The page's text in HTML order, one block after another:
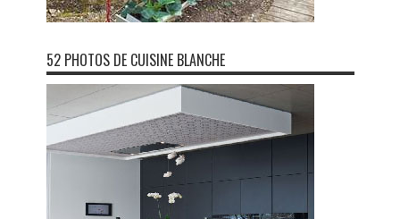
52 PHOTOS DE CUISINE BLANCHE